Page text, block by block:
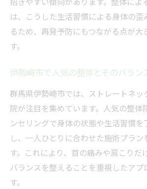
は、こうした生活習慣による身体の歪
るため、再発予防にもつながる点が大
す。
伊勢崎市で人気の整体とそのバラン
群馬県伊勢崎市では、ストレートネ
院が注目を集めています。人気の整体
ンセリングで身体の状態や生活習慣を
し、一人ひとりに合わせた施術プラン
す。これにより、首の痛みや肩こりだ
バランスを整えることを重視したアプ
す。